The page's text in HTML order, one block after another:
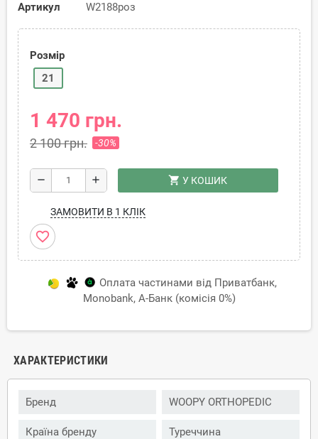
Артикул
W2188роз
Розмір
21
1 470 грн.
2 100 грн. -30%
remove add shopping_cart У КОШИК
ЗАМОВИТИ В 1 КЛІК
favorite_border
Оплата частинами від Приватбанк,
Monobank, А-Банк (комісія 0%)
ХАРАКТЕРИСТИКИ
Бренд WOOPY ORTHOPEDIC
Країна бренду Туреччина